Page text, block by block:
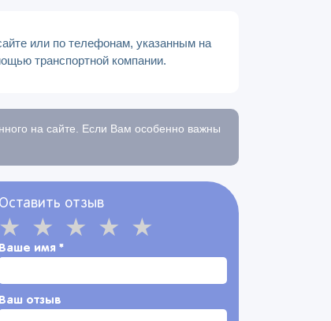
или по телефонам, указанным на
транспортной компании.
на сайте. Если Вам особенно важны
Оставить отзыв
Ваше имя *
Ваш отзыв